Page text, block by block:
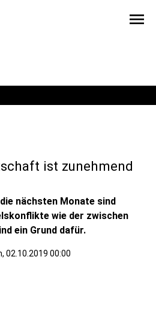
menu
ist zunehmend
nächsten Monate sind
wie der zwischen
ein Grund dafür.
02.10.2019 00:00